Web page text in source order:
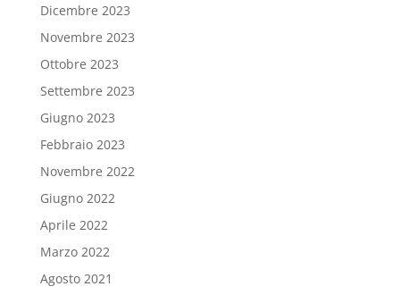
Dicembre 2023
Novembre 2023
Ottobre 2023
Settembre 2023
Giugno 2023
Febbraio 2023
Novembre 2022
Giugno 2022
Aprile 2022
Marzo 2022
Agosto 2021